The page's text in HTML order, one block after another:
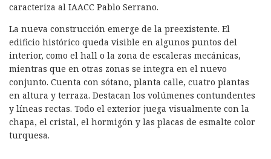
caracteriza al IAACC Pablo Serrano.
La nueva construcción emerge de la preexistente. El
edificio histórico queda visible en algunos puntos del
interior, como el hall o la zona de escaleras mecánicas,
mientras que en otras zonas se integra en el nuevo
conjunto. Cuenta con sótano, planta calle, cuatro plantas
en altura y terraza. Destacan los volúmenes contundentes
y líneas rectas. Todo el exterior juega visualmente con la
chapa, el cristal, el hormigón y las placas de esmalte color
turquesa.